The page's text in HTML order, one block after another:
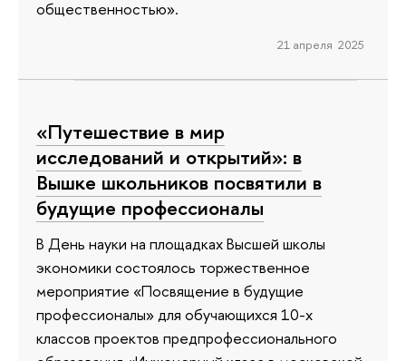
общественностью».
21 апреля 2025
«Путешествие в мир
исследований и открытий»: в
Вышке школьников посвятили в
будущие профессионалы
В День науки на площадках Высшей школы
экономики состоялось торжественное
мероприятие «Посвящение в будущие
профессионалы» для обучающихся 10-х
классов проектов предпрофессионального